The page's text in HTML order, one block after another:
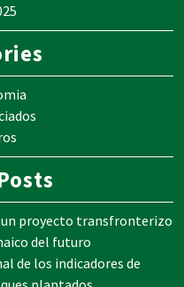
un proyecto transfronterizo
del futuro
de los indicadores de